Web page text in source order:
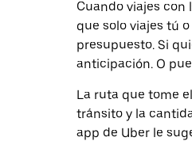
Cuando viajes con
que solo viajes tú
presupuesto. Si
anticipación. O
La ruta que tome
tránsito y la
app de Uber le